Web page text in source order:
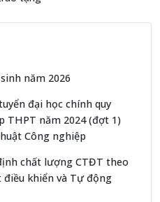
năm 2026
đại học chính quy
năm 2024 (đợt 1)
Công nghiệp
chất lượng CTĐT theo
điều khiển và Tự động